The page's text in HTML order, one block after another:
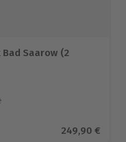
Saarow (2
1 BewertungenAktueller
249,90 €